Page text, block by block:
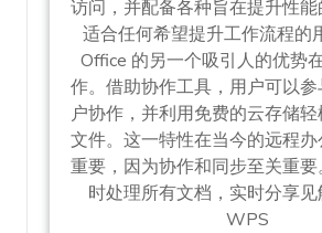
访问，并配备各种旨在提升性
适合任何希望提升工作流程的
Office 的另一个吸引人的优势
作。借助协作工具，用户可以
户协作，并利用免费的云存储
文件。这一特性在当今的远程
重要，因为协作和同步至关重
时处理所有文档，实时分享见
WPS